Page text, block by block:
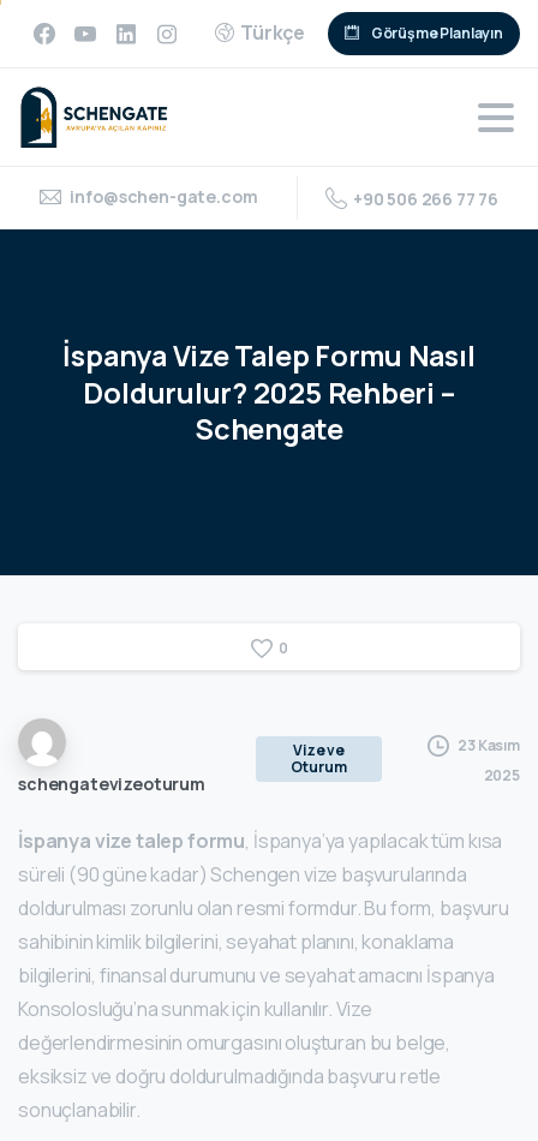
Türkçe Görüşme Planlayın
info@schen-gate.com +90 506 266 77 76
İspanyaVizeTalep Formu Nasıl
Doldurulur? 2025 Rehberi –
Schengate
0
schengatevizeoturum
Vize ve
Oturum
23 Kasım
2025
İspanya vize talep formu, İspanya’ya yapılacak tüm kısa
süreli (90 güne kadar) Schengen vize başvurularında
doldurulması zorunlu olan resmi formdur. Bu form, başvuru
sahibinin kimlik bilgilerini, seyahat planını, konaklama
bilgilerini, finansal durumunu ve seyahat amacını İspanya
Konsolosluğu’na sunmak için kullanılır. Vize
değerlendirmesinin omurgasını oluşturan bu belge,
eksiksiz ve doğru doldurulmadığında başvuru retle
sonuçlanabilir.